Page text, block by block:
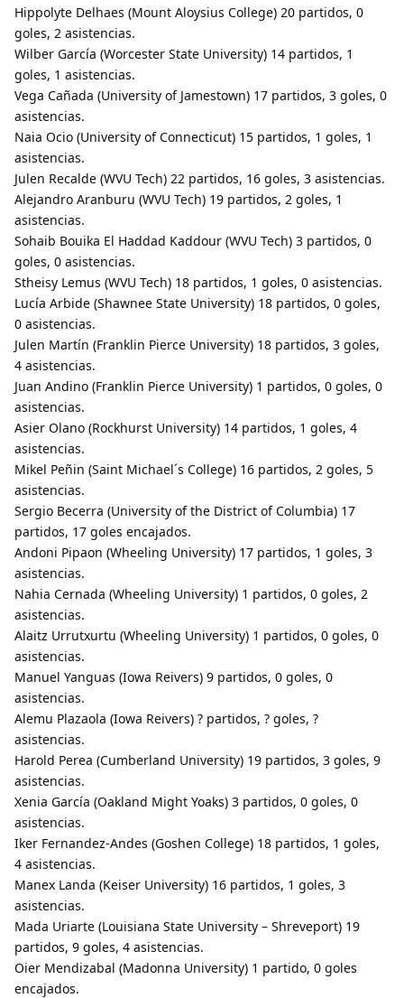
Hippolyte Delhaes (Mount Aloysius College) 20 partidos, 0
goles, 2 asistencias.
Wilber García (Worcester State University) 14 partidos, 1
goles, 1 asistencias.
Vega Cañada (University of Jamestown) 17 partidos, 3 goles, 0
asistencias.
Naia Ocio (University of Connecticut) 15 partidos, 1 goles, 1
asistencias.
Julen Recalde (WVU Tech) 22 partidos, 16 goles, 3 asistencias.
Alejandro Aranburu (WVU Tech) 19 partidos, 2 goles, 1
asistencias.
Sohaib Bouika El Haddad Kaddour (WVU Tech) 3 partidos, 0
goles, 0 asistencias.
Stheisy Lemus (WVU Tech) 18 partidos, 1 goles, 0 asistencias.
Lucía Arbide (Shawnee State University) 18 partidos, 0 goles,
0 asistencias.
Julen Martín (Franklin Pierce University) 18 partidos, 3 goles,
4 asistencias.
Juan Andino (Franklin Pierce University) 1 partidos, 0 goles, 0
asistencias.
Asier Olano (Rockhurst University) 14 partidos, 1 goles, 4
asistencias.
Mikel Peñin (Saint Michael´s College) 16 partidos, 2 goles, 5
asistencias.
Sergio Becerra (University of the District of Columbia) 17
partidos, 17 goles encajados.
Andoni Pipaon (Wheeling University) 17 partidos, 1 goles, 3
asistencias.
Nahia Cernada (Wheeling University) 1 partidos, 0 goles, 2
asistencias.
Alaitz Urrutxurtu (Wheeling University) 1 partidos, 0 goles, 0
asistencias.
Manuel Yanguas (Iowa Reivers) 9 partidos, 0 goles, 0
asistencias.
Alemu Plazaola (Iowa Reivers) ? partidos, ? goles, ?
asistencias.
Harold Perea (Cumberland University) 19 partidos, 3 goles, 9
asistencias.
Xenia García (Oakland Might Yoaks) 3 partidos, 0 goles, 0
asistencias.
Iker Fernandez-Andes (Goshen College) 18 partidos, 1 goles,
4 asistencias.
Manex Landa (Keiser University) 16 partidos, 1 goles, 3
asistencias.
Mada Uriarte (Louisiana State University – Shreveport) 19
partidos, 9 goles, 4 asistencias.
Oier Mendizabal (Madonna University) 1 partido, 0 goles
encajados.